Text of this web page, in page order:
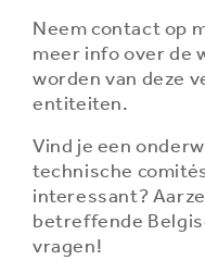
Neem contact op
meer info over de
worden van deze
entiteiten.
Vind je een
technische
interessant?
betreffende
vragen!